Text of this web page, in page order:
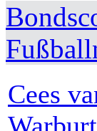
Cees